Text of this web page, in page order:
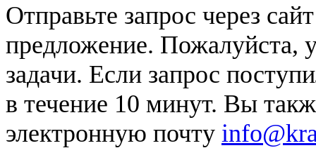
Отправьте запрос через
предложение. Пожалуйста,
задачи. Если запрос
в течение 10 минут. Вы
электронную почту